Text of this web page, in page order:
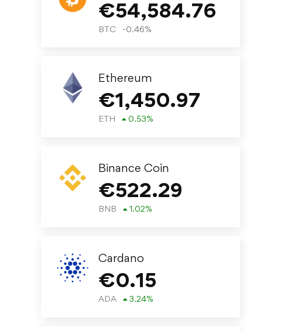
€54,584.76
BTC -0.46%
Ethereum
€1,450.97
ETH 0.53%
Binance Coin
€522.29
BNB 1.02%
Cardano
€0.15
ADA 3.24%